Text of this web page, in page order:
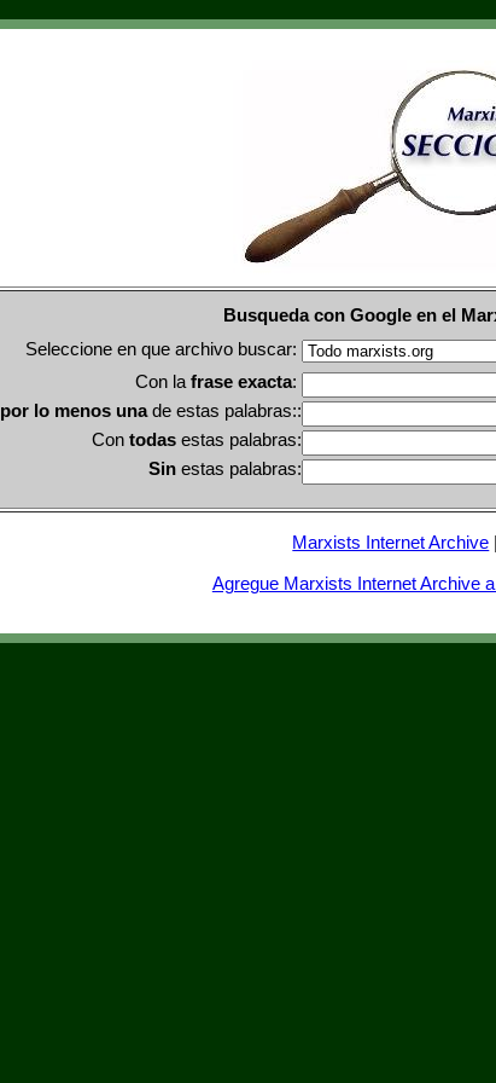
Busqueda con Google en el
Seleccione en que archivo buscar:
Con lafrase exacta:
por lo menos unade estas palabras::
Contodas estas palabras:
Sin estas palabras:
Marxists Internet Archive
Agregue Marxists Internet Archive